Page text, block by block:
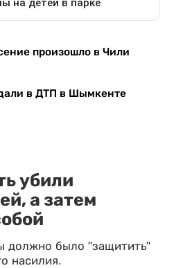
произошло в Чили
в ДТП в Шымкенте
убили
а затем
должно было "защитить"
насилия.